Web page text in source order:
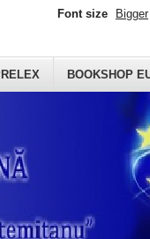
BOOKSHOP
Font size Bigger